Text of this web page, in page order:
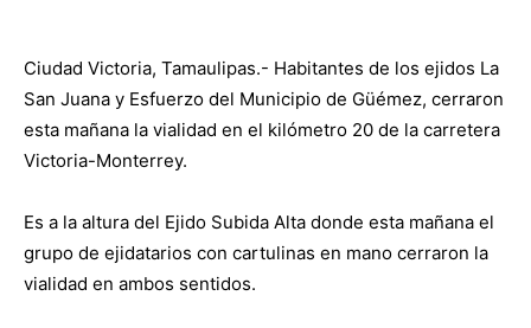
Ciudad Victoria, Tamaulipas.- Habitantes de los ejidos La
San Juana y Esfuerzo del Municipio de Güémez, cerraron
esta mañana la vialidad en el kilómetro 20 de la carretera
Victoria-Monterrey.
Es a la altura del Ejido Subida Alta donde esta mañana el
grupo de ejidatarios con cartulinas en mano cerraron la
vialidad en ambos sentidos.